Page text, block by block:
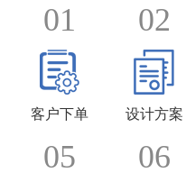
01
客户下单
02
设计方案
05 06